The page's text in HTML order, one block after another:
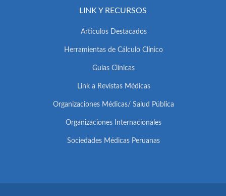
LINK Y RECURSOS
Artículos Destacados
Herramientas de Cálculo Clínico
Guías Clínicas
Link a Revistas Médicas
Organizaciones Médicas/ Salud Pública
Organizaciones Internacionales
Sociedades Médicas Peruanas